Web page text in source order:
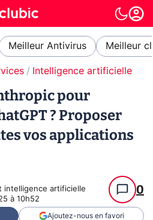
Meilleur Antivirus Meilleur
Intelligence artificielle
pour
? Proposer
vos applications
intelligence artificielle
à 10h52
0
Ajoutez-nous en favori